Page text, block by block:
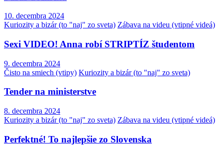
10. decembra 2024
Kuriozity a bizár (to "naj" zo sveta) Zábava na videu (vtipné videá)
Sexi VIDEO! Anna robí STRIPTÍZ študentom
9. decembra 2024
Čisto na smiech (vtipy) Kuriozity a bizár (to "naj" zo sveta)
Tender na ministerstve
8. decembra 2024
Kuriozity a bizár (to "naj" zo sveta) Zábava na videu (vtipné videá)
Perfektné! To najlepšie zo Slovenska